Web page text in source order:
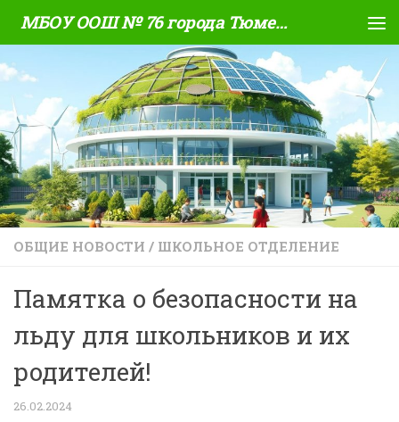
Skip to content МБОУ ООШ № 76 города Тюмени
ОБЩИЕ НОВОСТИ / ШКОЛЬНОЕ ОТДЕЛЕНИЕ
Памятка о безопасности на
льду для школьников и их
родителей!
26.02.2024